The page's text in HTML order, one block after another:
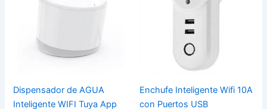
Dispensador de AGUA
Inteligente WIFI Tuya App
$54.990.$47.000.
Enchufe Inteligente Wifi 10A
con Puertos USB